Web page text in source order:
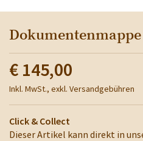
€ 145,00
Inkl. MwSt., exkl. Versandgebühren
Click & Collect
Dieser Artikel kann direkt in